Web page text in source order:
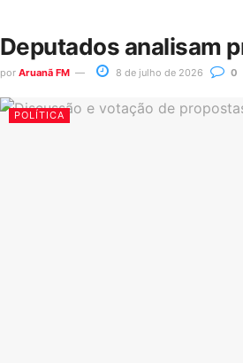
Deputados analisam
por Aruanã FM 8 de julho de 2026 0
POLÍTICA